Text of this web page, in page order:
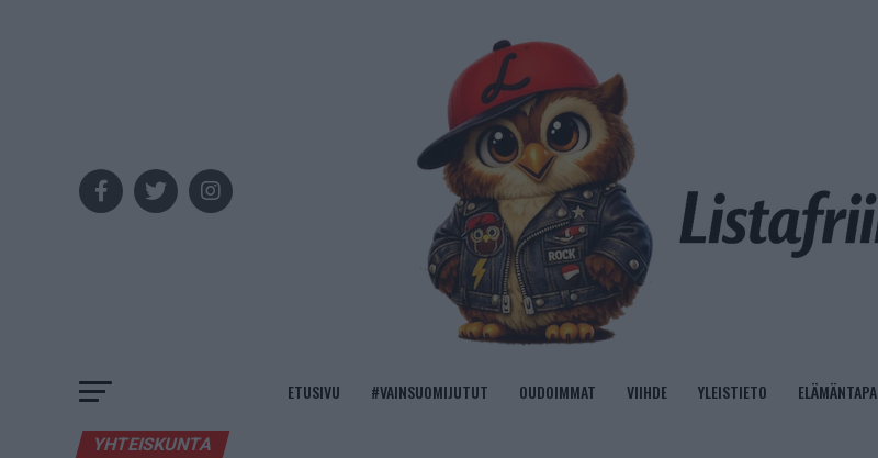
ETUSIVU #VAINSUOMIJUTUT OUDOIMMAT VIIHDE YLEISTIETO ELÄMÄNTAPA
YHTEISKUNTA